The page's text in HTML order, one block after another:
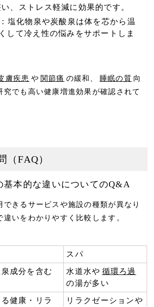
い、ストレス軽減に効果的です。
：塩化物泉や炭酸泉は体を芯から温
して冷え性の悩みをサポートしま
膚疾患 や 関節痛 の緩和、 睡眠の質 向
究でも高い健康増進効果が確認されて
（FAQ）
基本的な違いについてのQ&A
できるサービスや施設の種類が異なり
違いをわかりやすく比較します。
スパ
成分を含む
水道水や 循環ろ過
の湯が多い
健康・リラ
リラクゼーションや